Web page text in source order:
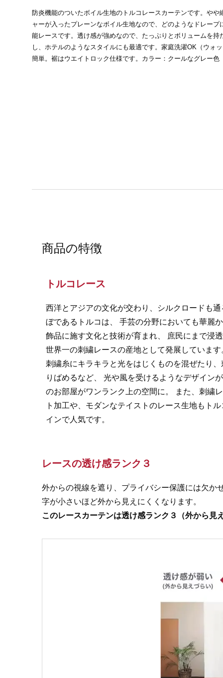
防炎機能のついたボイル生地のトルコレースカーテンです。やや
ャーが入ったプレーンなボイル生地なので、どのようなドレー
能レースです。透け感が強めなので、たっぷりとボリュームを持
し、ホテルのようなスタイルにも最適です。家庭洗濯OK（ウォ
簡単。裾はウエイトロック仕様です。カラー：クールなグレー色
商品の特徴
トルコレース
西洋とアジアの文化が交わり、シルクロードも
ぼであるトルコは、 手芸の分野においても華麗
飾品に施す文化と技術が育まれ、 庶民にまで浸
世界一の刺繍レースの産地として発展しています
刺繍糸にキラキラと光をはじくものを混ぜたり
りばめるなど、 光や風を受けるようなデザイン
のお部屋がワンランク上の空間に。 また、刺繍
ト加工や、モダンなテイストのレース生地もト
インで人気です。
レースの透け感ランク３
外からの視線を遮り、プライバシー保護には欠か
字が小さいほど外から見えにくくなります。
このレースカーテンは透け感ランク３（外から見